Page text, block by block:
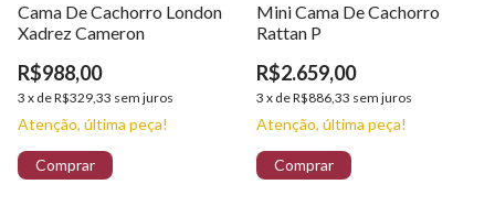
Cama De Cachorro London
Xadrez Cameron
R$988,00
3 x deR$329,33 sem juros
Atenção, última peça!
Mini Cama De Cachorro
Rattan P
R$2.659,00
3 x deR$886,33 sem juros
Atenção, última peça!